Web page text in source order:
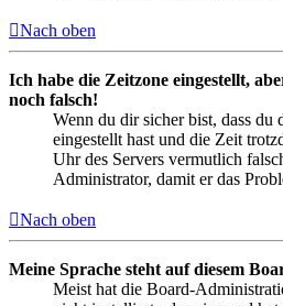
Nach oben
Ich habe die Zeitzone eingestellt,
noch falsch!
Wenn du dir sicher bist, dass du
eingestellt hast und die Zeit
Uhr des Servers vermutlich
Administrator, damit er das
Nach oben
Meine Sprache steht auf diesem
Meist hat die Board-